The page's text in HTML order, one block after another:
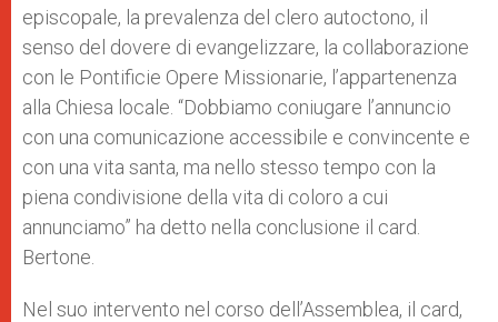
episcopale, la prevalenza del clero autoctono, il
senso del dovere di evangelizzare, la collaborazione
con le Pontificie Opere Missionarie, l’appartenenza
alla Chiesa locale. “Dobbiamo coniugare l’annuncio
con una comunicazione accessibile e convincente e
con una vita santa, ma nello stesso tempo con la
piena condivisione della vita di coloro a cui
annunciamo” ha detto nella conclusione il card.
Bertone.
Nel suo intervento nel corso dell’Assemblea, il card,